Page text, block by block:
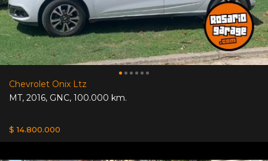
Chevrolet Onix Ltz
MT, 2016, GNC, 100.000 km.
$ 14.800.000